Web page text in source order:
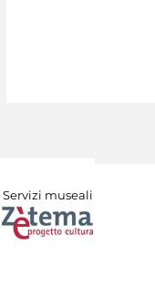
Servizi museali